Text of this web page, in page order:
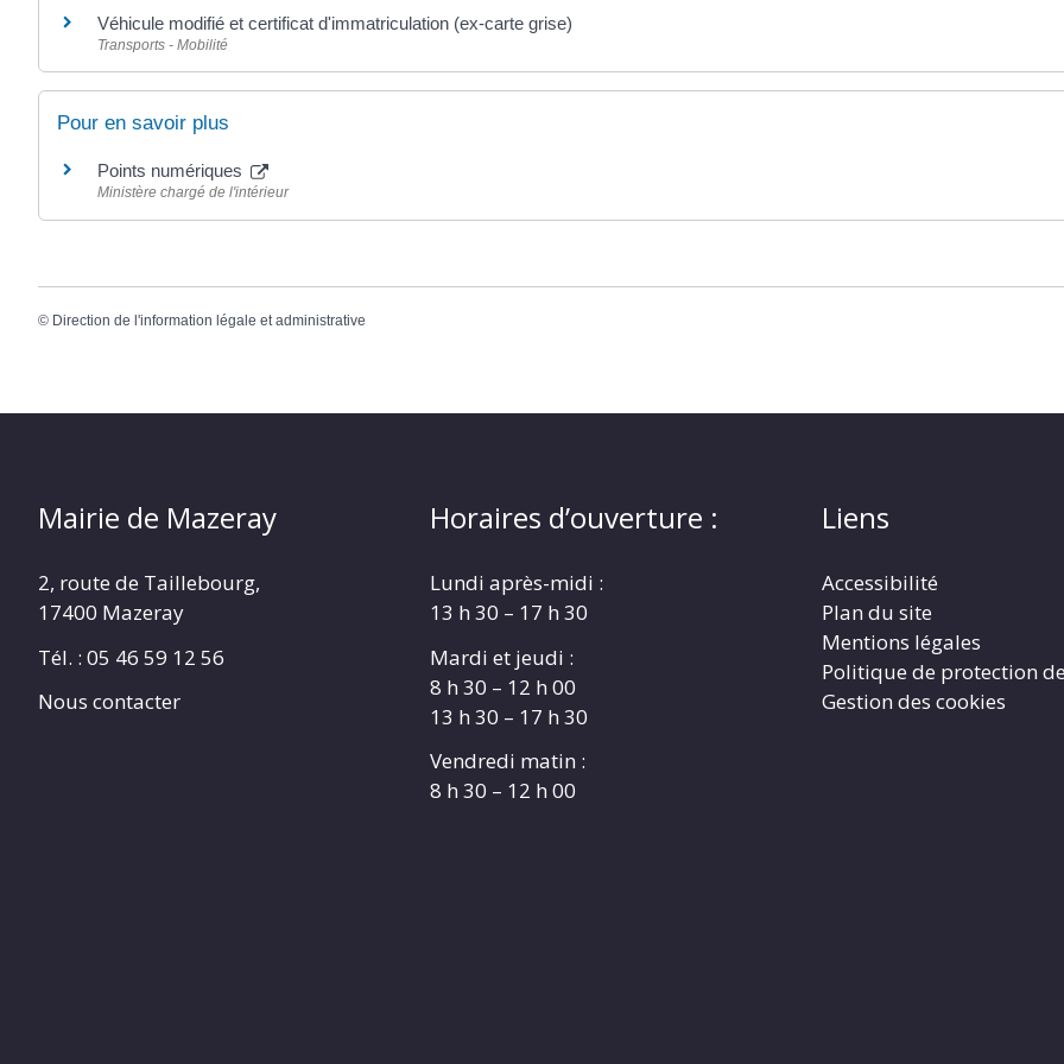
Véhicule modifié et certificat d'immatriculation (ex-carte grise)
Transports - Mobilité
Pour en savoir plus
Points numériques
Ministère chargé de l'intérieur
© Direction de l'information légale et administrative
Mairie de Mazeray
2, route de Taillebourg,
17400 Mazeray
Tél. : 05 46 59 12 56
Nous contacter
Horaires d’ouverture :
Lundi après-midi :
13 h 30 – 17 h 30
Mardi et jeudi :
8 h 30 – 12 h 00
13 h 30 – 17 h 30
Vendredi matin :
8 h 30 – 12 h 00
Liens
Accessibilité
Plan du site
Mentions légales
Politique de protection
Gestion des cookies